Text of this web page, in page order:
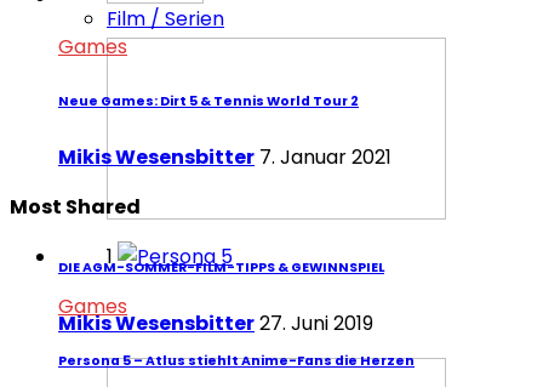
Film / Serien
DIE AGM-SOMMER-FILM-TIPPS & GEWINNSPIEL
Mikis Wesensbitter27. Juni 2019
Games
Neue Games: Dirt 5 & Tennis World Tour 2
Mikis Wesensbitter 7. Januar 2021
Most Shared
1
Games
Persona 5 – Atlus stiehlt Anime-Fans die Herzen